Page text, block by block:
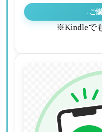
→ご
※Kindleで